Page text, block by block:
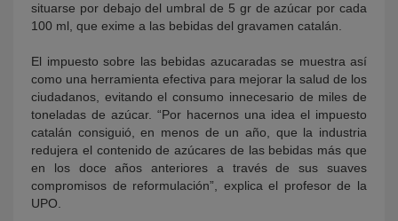
situarse por debajo del umbral de 5 gr de azúcar por cada
100 ml, que exime a las bebidas del gravamen catalán.
El impuesto sobre las bebidas azucaradas se muestra así
como una herramienta efectiva para mejorar la salud de los
ciudadanos, evitando el consumo innecesario de miles de
toneladas de azúcar. “Por hacernos una idea el impuesto
catalán consiguió, en menos de un año, que la industria
redujera el contenido de azúcares de las bebidas más que
en los doce años anteriores a través de sus suaves
compromisos de reformulación”, explica el profesor de la
UPO.